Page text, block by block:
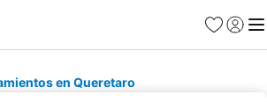
Favoritos
Iniciar
en Queretaro